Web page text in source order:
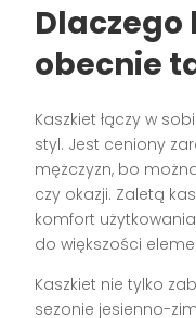
Dlaczego
obecnie
Kaszkiet łączy w
styl. Jest ceniony
mężczyzn, bo
czy okazji. Zaletą
komfort
do większości
Kaszkiet nie tylko
sezonie jesienno-